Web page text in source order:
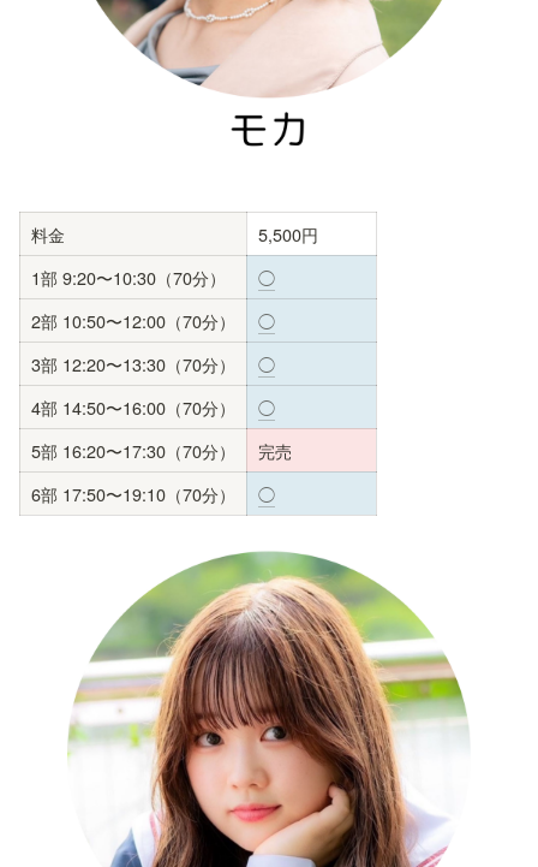
料金
5,500円
1部 9:20〜10:30（70分）
◯
2部 10:50〜12:00（70分）
◯
3部 12:20〜13:30（70分）
◯
4部 14:50〜16:00（70分）
◯
5部 16:20〜17:30（70分）
完売
6部 17:50〜19:10（70分）
◯